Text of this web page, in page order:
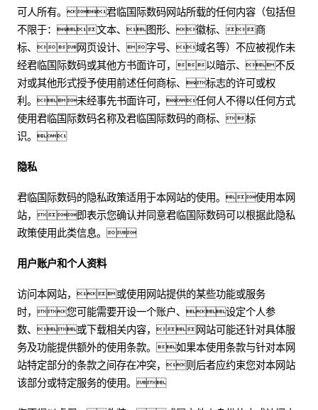
可人所有。君临国际数码网站所载的任何内容（包括但
不限于：文本、图形、徽标、商
标、网页设计、字号、域名等）不应被视作未
经君临国际数码或其他方书面许可，以暗示、不反
对或其他形式授予使用前述任何商标、标志的许可或权
利。未经事先书面许可，任何人不得以任何方式
使用君临国际数码名称及君临国际数码的商标、标
识。
隐私
君临国际数码的隐私政策适用于本网站的使用。使用本网
站，即表示您确认并同意君临国际数码可以根据此隐私
政策使用此类信息。
用户账户和个人资料
访问本网站，或使用网站提供的某些功能或服务
时，您可能需要开设一个账户、设定个人参
数、或下载相关内容，网站可能还针对具体服
务及功能提供额外的使用条款。如果本使用条款与针对本网
站特定部分的条款之间存在冲突，则后者应约束您对本网站
该部分或特定服务的使用。